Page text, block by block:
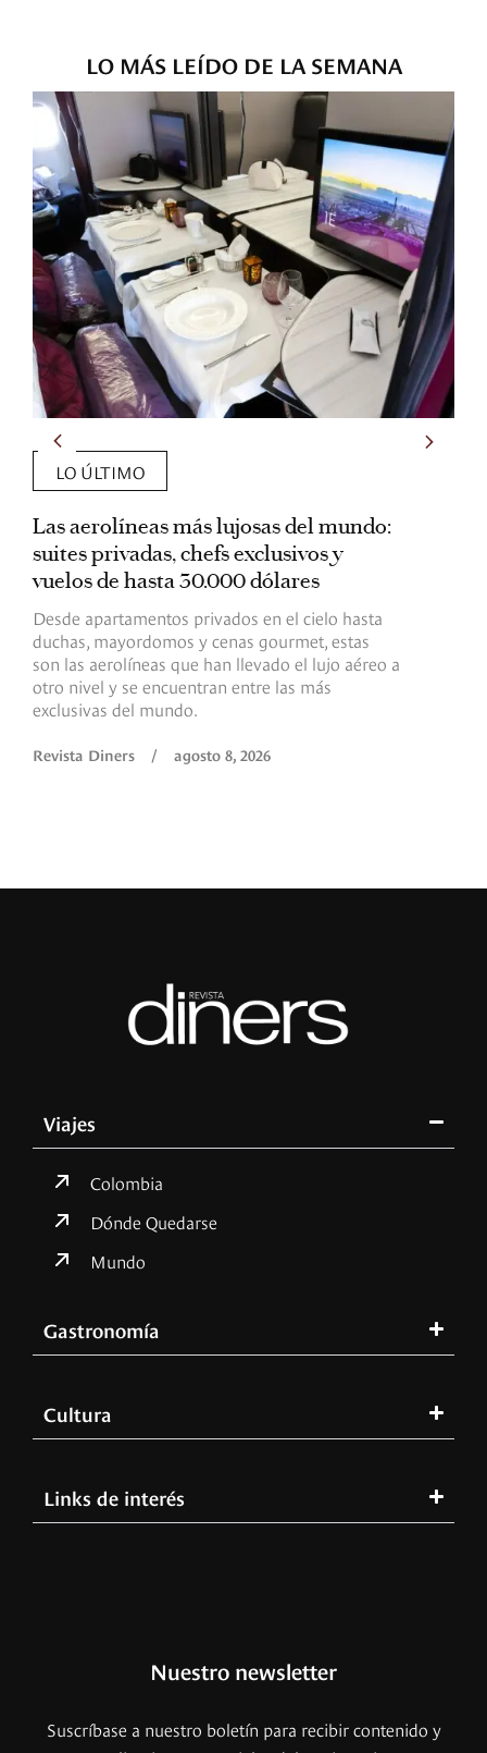
LO MÁS LEÍDO DE LA SEMANA
LO ÚLTIMO
Las aerolíneas más lujosas del mundo:
suites privadas, chefs exclusivos y
vuelos de hasta 30.000 dólares
Desde apartamentos privados en el cielo hasta
duchas, mayordomos y cenas gourmet, estas
son las aerolíneas que han llevado el lujo aéreo a
otro nivel y se encuentran entre las más
exclusivas del mundo.
Revista Diners / agosto 8, 2026
Viajes
Colombia
Dónde Quedarse
Mundo
Gastronomía
Cultura
Links de interés
Nuestro newsletter
Suscríbase a nuestro boletín para recibir contenido y